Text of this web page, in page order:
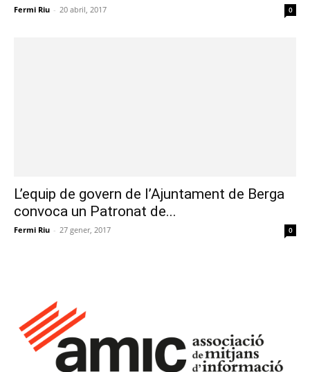
Fermi Riu - 20 abril, 2017 0
L’equip de govern de l’Ajuntament de Berga
convoca un Patronat de...
Fermi Riu - 27 gener, 2017 0